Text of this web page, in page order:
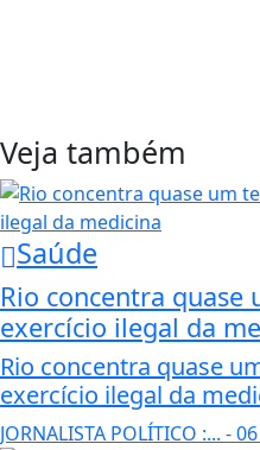
Veja também
Saúde
Rio concentra quase
exercício ilegal da
Rio concentra quase
exercício ilegal da
JORNALISTA POLÍTICO :... -